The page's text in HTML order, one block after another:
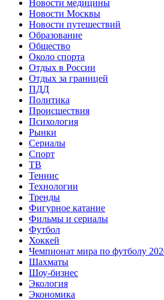
Новости медицины
Новости Москвы
Новости путешествий
Образование
Общество
Около спорта
Отдых в России
Отдых за границей
ПДД
Политика
Происшествия
Психология
Рынки
Сериалы
Спорт
ТВ
Теннис
Технологии
Тренды
Фигурное катание
Фильмы и сериалы
Футбол
Хоккей
Чемпионат мира по футболу
Шахматы
Шоу-бизнес
Экология
Экономика